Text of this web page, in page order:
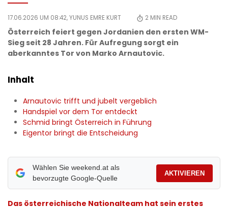
17.06.2026 UM 08:42,YUNUS EMRE KURT 2 MIN READ
Österreich feiert gegen Jordanien den ersten WM-
Sieg seit 28 Jahren. Für Aufregung sorgt ein
aberkanntes Tor von Marko Arnautovic.
Inhalt
Arnautovic trifft und jubelt vergeblich
Handspiel vor dem Tor entdeckt
Schmid bringt Österreich in Führung
Eigentor bringt die Entscheidung
Wählen Sie weekend.at als
bevorzugte Google-Quelle
AKTIVIEREN
Das österreichische Nationalteam hat sein erstes